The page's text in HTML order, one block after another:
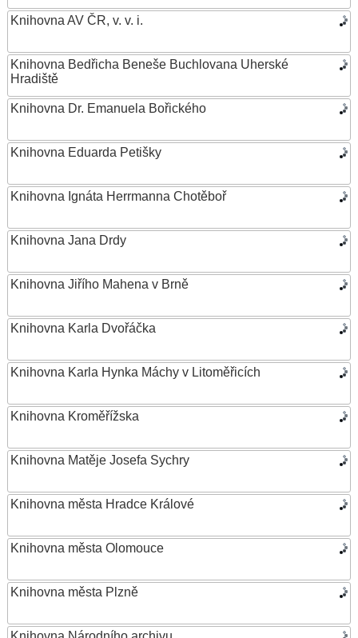
Knihovna AV ČR, v. v. i.
Knihovna Bedřicha Beneše Buchlovana Uherské
Hradiště
Knihovna Dr. Emanuela Bořického
Knihovna Eduarda Petišky
Knihovna Ignáta Herrmanna Chotěboř
Knihovna Jana Drdy
Knihovna Jiřího Mahena v Brně
Knihovna Karla Dvořáčka
Knihovna Karla Hynka Máchy v Litoměřicích
Knihovna Kroměřížska
Knihovna Matěje Josefa Sychry
Knihovna města Hradce Králové
Knihovna města Olomouce
Knihovna města Plzně